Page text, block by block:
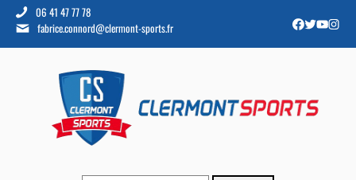
06 41 47 77 78
fabrice.connord@clermont-sports.fr